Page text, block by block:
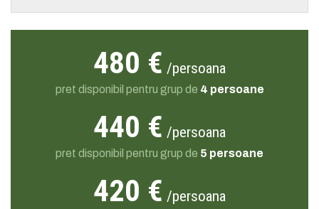
480 € /persoana
pret disponibil pentru grup de 4 persoane
440 € /persoana
pret disponibil pentru grup de 5 persoane
420 € /persoana